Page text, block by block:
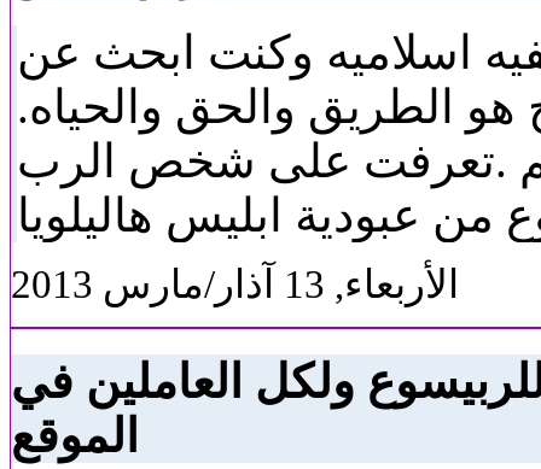
اسلاميه وكنت ابحث عن
الطريق والحق والحياه.
.تعرفت على شخص الرب
عبودية ابليس هاليلويا
الأربعاء, 13 آذار/مارس 2013
ولكل العاملين في
الموقع